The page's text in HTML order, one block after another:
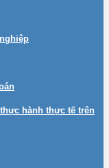
hành thực tế trên